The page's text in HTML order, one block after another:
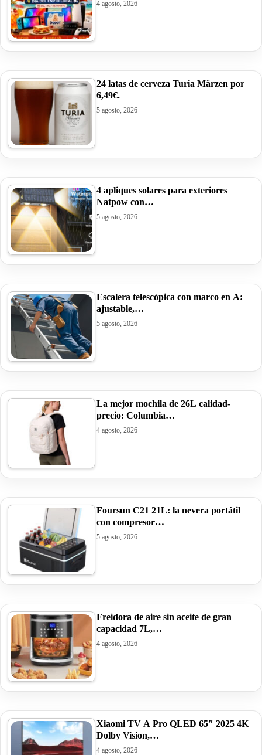
4 agosto, 2026
24 latas de cerveza Turia Märzen por
6,49€.
5 agosto, 2026
4 apliques solares para exteriores
Natpow con…
5 agosto, 2026
Escalera telescópica con marco en A:
ajustable,…
5 agosto, 2026
La mejor mochila de 26L calidad-
precio: Columbia…
4 agosto, 2026
Foursun C21 21L: la nevera portátil
con compresor…
5 agosto, 2026
Freidora de aire sin aceite de gran
capacidad 7L,…
4 agosto, 2026
Xiaomi TV A Pro QLED 65″ 2025 4K
Dolby Vision,…
4 agosto, 2026